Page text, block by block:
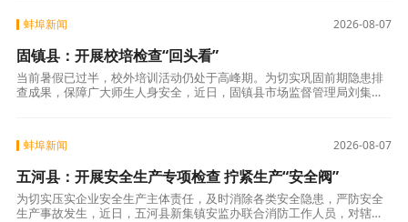
2026-08-07
蚌埠新闻
固镇县：开展校培检查“回头看”
当前暑假已过半，校外培训活动仍处于高峰期。为切实巩固前期隐患排
查成果，保障广大师生人身安全，近日，固镇县市场监督管理局刘集所
2026-08-07
蚌埠新闻
五河县：开展安全生产专项检查 拧紧生产“安全阀”
为切实压实企业安全生产主体责任，及时消除各类安全隐患，严防安全
生产事故发生，近日，五河县新集镇安监办联合消防工作人员，对辖区